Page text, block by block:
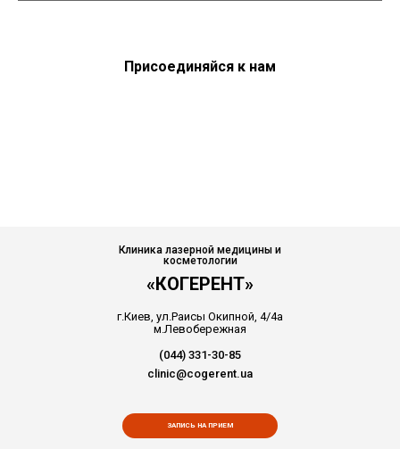
Присоединяйся к нам
Клиника лазерной медицины и
косметологии
«КОГЕРЕНТ»
г.Киев, ул.Раисы Окипной, 4/4а
м.Левобережная
(044) 331-30-85
clinic@cogerent.ua
ЗАПИСЬ НА ПРИЕМ